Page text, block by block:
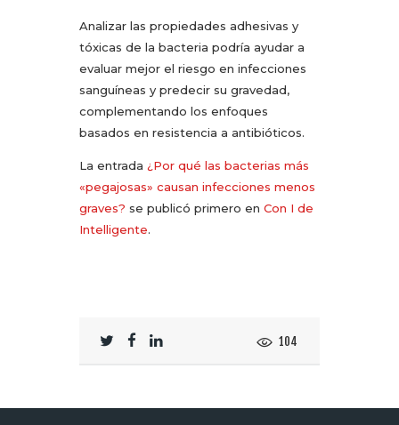
Analizar las propiedades adhesivas y
tóxicas de la bacteria podría ayudar a
evaluar mejor el riesgo en infecciones
sanguíneas y predecir su gravedad,
complementando los enfoques
basados en resistencia a antibióticos.
La entrada ¿Por qué las bacterias más
«pegajosas» causan infecciones menos
graves? se publicó primero en Con I de
Intelligente.
104